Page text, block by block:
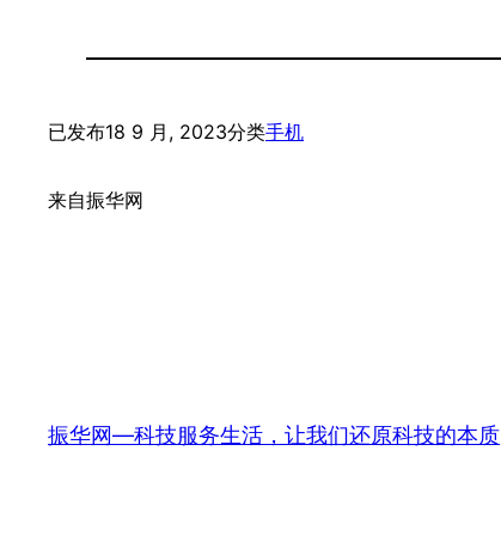
已发布18 9 月, 2023分类手机
来自振华网
振华网—科技服务生活，让我们还原科技的本质